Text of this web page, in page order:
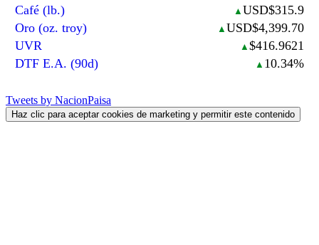
Café (lb.)
▲ USD$315.9
Oro (oz. troy)
▲ USD$4,399.70
UVR
▲ $416.9621
DTF E.A. (90d)
▲ 10.34%
Tweets by NacionPaisa
Haz clic para aceptar cookies de marketing y permitir este contenido